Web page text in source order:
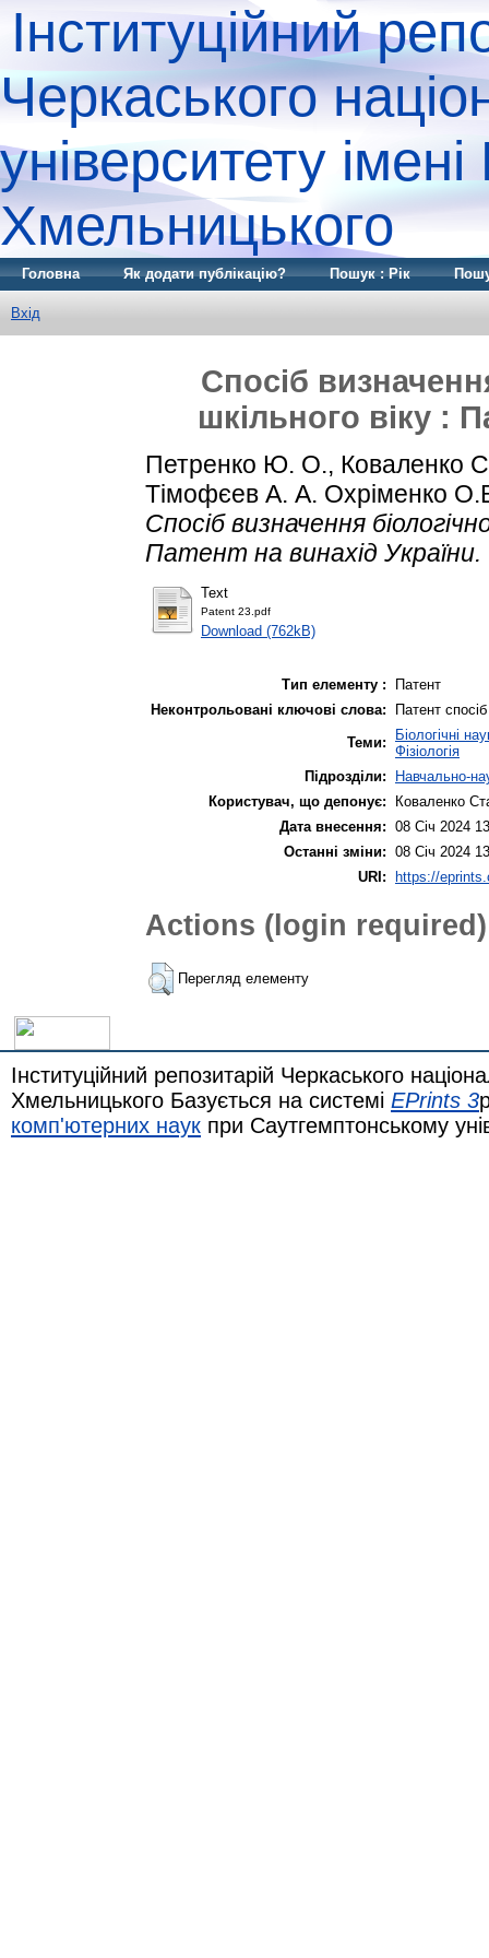
Інституційний
Черкаського
університету
Хмельницького
Головна Як додати публікацію? Пошук : Рік
Вхід
Спосіб
шкільного віку :
Петренко Ю. О., Коваленко
Тімофєев А. А. Охріменко
Спосіб визначення
Патент на винахід України.
Text
Patent 23.pdf
Download (762kB)
Тип елементу :
Патент
Неконтрольовані ключові слова:
Патент
Теми:
Біологічні
Фізіологія
Підрозділи:
Навчально-
Користувач, що депонує:
Коваленко
Дата внесення: 08 Січ 2024
Останні зміни: 08 Січ 2024
URI:
https://
Actions (login required)
Перегляд елементу
Інституційний репозитарій Черкаського
Хмельницького Базується на системі EPrints 3
комп'ютерних наук при Саутгемптонському